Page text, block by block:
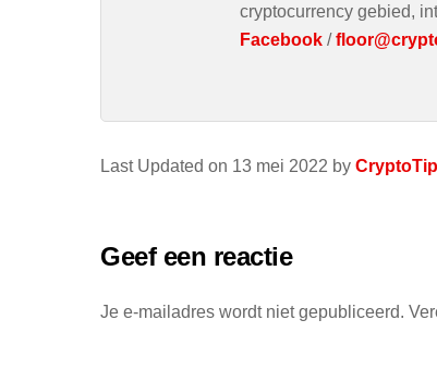
Last Updated on 13 mei 2022 by
cryptocurrency gebied,
Facebook /
Geef een reactie
Je e-mailadres wordt niet gepubliceerd.